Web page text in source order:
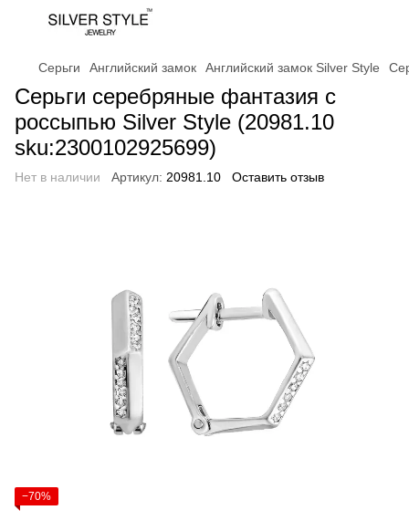
Серьги Английский замок Английский замок Silver Style
Серьги серебряные фантазия с
россыпью Silver Style (20981.10
sku:2300102925699)
Нет в наличии Артикул: 20981.10 Оставить отзыв
−70%